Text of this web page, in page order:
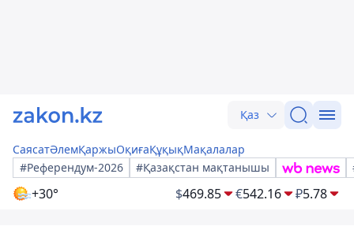
Қаз
СаясатӘлемҚаржыОқиғаҚұқықМақалалар
#Референдум-2026
#Қазақстан мақтанышы
+30° $469.85 €542.16 ₽5.78